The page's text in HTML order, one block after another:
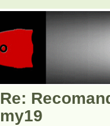
Re:
my19